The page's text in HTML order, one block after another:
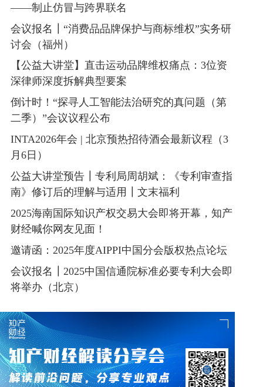
——制止仿冒与跨界联名
会议报名┃“消费品品牌保护与商标维权”实务研
讨会（福州）
【公益大讲堂】直击运动品牌维权痛点：3位资
深律师深度拆解典型要案
倒计时！“探寻人工智能法治研究的真问题（第
二季）”会议议程公布
INTA2026年会 | 北京预热招待酒会最新议程（3
月6日）
公益大讲堂预告┃专利局周胡斌：《专利审查指
南》修订后的理解与适用┃文末福利
2025海南国际知识产权交易大会即将开幕，知产
财经喊你网友见面！
邀请函：2025年度AIPPI中国分会版权热点论坛
会议报名┃2025中国信通院标准必要专利大会即
将举办（北京）